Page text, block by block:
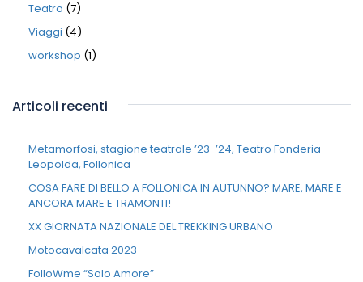
Teatro (7)
Viaggi (4)
workshop (1)
Articoli recenti
Metamorfosi, stagione teatrale ’23-’24, Teatro Fonderia
Leopolda, Follonica
COSA FARE DI BELLO A FOLLONICA IN AUTUNNO? MARE, MARE E
ANCORA MARE E TRAMONTI!
XX GIORNATA NAZIONALE DEL TREKKING URBANO
Motocavalcata 2023
FolloWme “Solo Amore”